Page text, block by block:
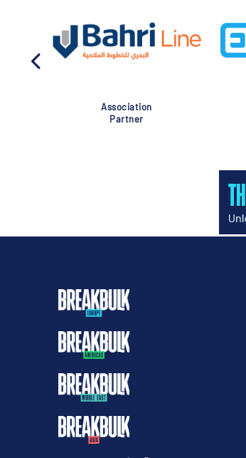
Association
Partner